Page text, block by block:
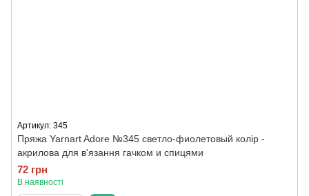
Артикул: 345
Пряжа Yarnart Adore №345 светло-фиолетовый колір -
акрилова для в'язання гачком и спицями
72 грн
В наявності